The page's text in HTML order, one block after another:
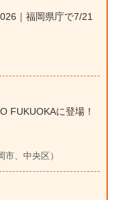
｜福岡県庁で7/21
FUKUOKAに登場！
、中央区）